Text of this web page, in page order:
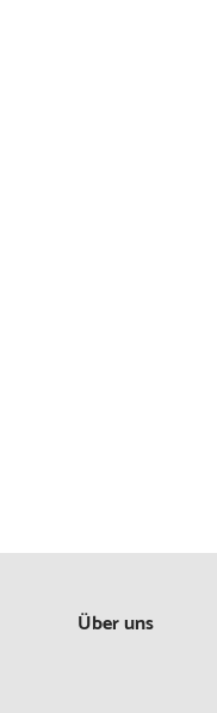
Über uns